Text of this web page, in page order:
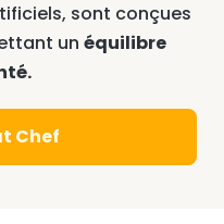
sont conçues
un équilibre
Chef